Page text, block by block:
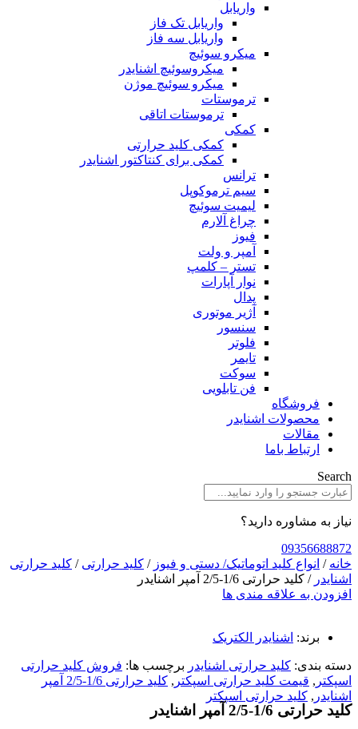
واریابل
واریابل تک فاز
واریابل سه فاز
میکرو سوئیچ
میکروسوئیچ اشنایدر
میکرو سوئیچ موژن
ترموستات
ترموستات اتاقی
کمکی
کمکی کلید حرارتی
کمکی برای کنتاکتور اشنایدر
ترانس
سیم ترموکوپل
لیمیت سوئیچ
چراغ آلارم
فیوز
آمپر و ولت
تستر – کلمپ
نوار آپارات
پدال
آژیر موتوری
سنسور
فلوتر
تایمر
سوکت
فن تابلویی
فروشگاه
محصولات اشنایدر
مقالات
ارتباط باما
Search
نیاز به مشاوره دارید؟
09356688872
خانه / انواع کلید اتوماتیک/ دستی و فیوز / کلید حرارتی / کلید حرارتی
اشنایدر / کلید حرارتی 1/6-2/5 آمپر اشنایدر
افزودن به علاقه مندی ها
برند: اشنایدر الکتریک
دسته بندی: کلید حرارتی اشنایدر برچسب ها: فروش کلید حرارتی
اسپکتر , قيمت کلید حرارتی اسپکتر ,
کلید حرارتی 1/6-2/5 آمپر
اشنایدر , کلید حرارتی اسپکتر
کلید حرارتی 1/6-2/5 آمپر اشنایدر